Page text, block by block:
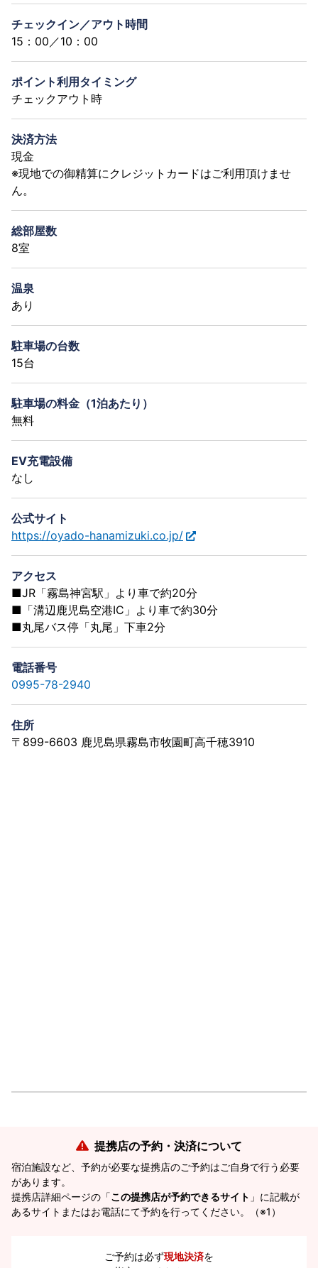
チェックイン／アウト時間
15：00／10：00
ポイント利用タイミング
チェックアウト時
決済方法
現金
※現地での御精算にクレジットカードはご利用頂けませ
ん。
総部屋数
8室
温泉
あり
駐車場の台数
15台
駐車場の料金（1泊あたり）
無料
EV充電設備
なし
公式サイト
https://oyado-hanamizuki.co.jp/
アクセス
■JR「霧島神宮駅」より車で約20分
■「溝辺鹿児島空港IC」より車で約30分
■丸尾バス停「丸尾」下車2分
電話番号
0995-78-2940
住所
〒899-6603 鹿児島県霧島市牧園町高千穂3910
提携店の予約・決済について
宿泊施設など、予約が必要な提携店のご予約はご自身で行う必要
があります。
提携店詳細ページの「この提携店が予約できるサイト 」に記載が
あるサイトまたはお電話にて予約を行ってください。（※1）
ご予約は必ず現地決済を